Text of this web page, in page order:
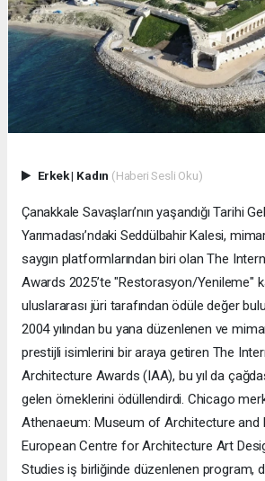
Erkek| Kadın (Haberi Sesli Oku)
Çanakkale Savaşları’nın yaşandığı Tarihi
Yarımadası’ndaki Seddülbahir Kalesi,
saygın platformlarından biri olan The
Awards 2025’te "Restorasyon/Yenileme"
uluslararası jüri tarafından ödüle değer
2004 yılından bu yana düzenlenen ve
prestijli isimlerini bir araya getiren The
Architecture Awards (IAA), bu yıl da
gelen örneklerini ödüllendirdi. Chicago
Athenaeum: Museum of Architecture and
European Centre for Architecture Art
Studies iş birliğinde düzenlenen program,